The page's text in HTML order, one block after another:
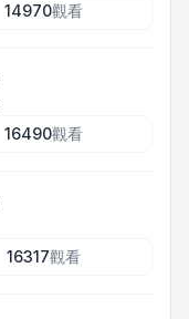
14970觀看
16490觀看
16317觀看